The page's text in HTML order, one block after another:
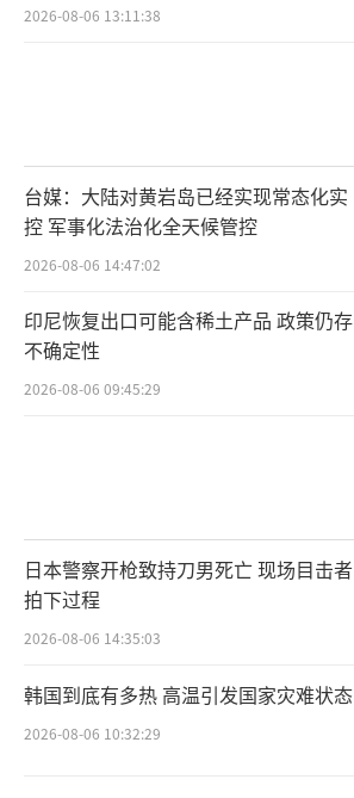
2026-08-06 13:11:38
台媒：大陆对黄岩岛已经实现常态化实
控 军事化法治化全天候管控
2026-08-06 14:47:02
印尼恢复出口可能含稀土产品 政策仍存
不确定性
2026-08-06 09:45:29
日本警察开枪致持刀男死亡 现场目击者
拍下过程
2026-08-06 14:35:03
韩国到底有多热 高温引发国家灾难状态
2026-08-06 10:32:29